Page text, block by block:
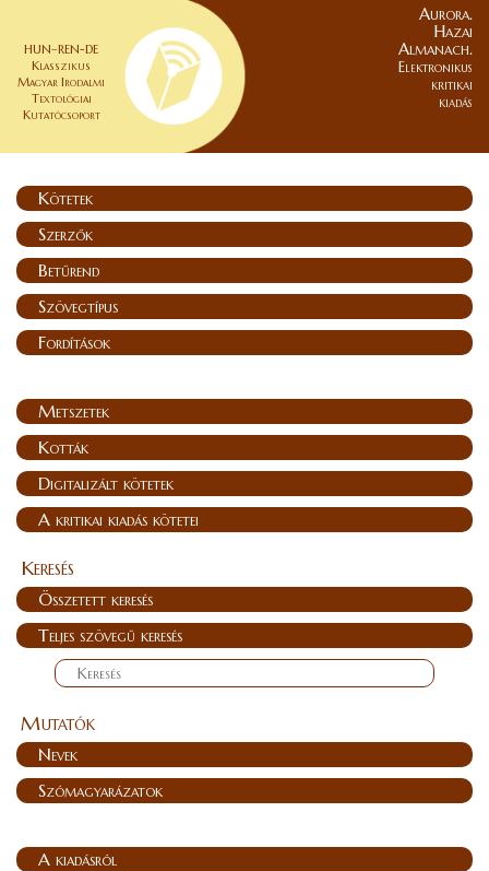
HUN–REN-DE
Klasszikus
Magyar Irodalmi
Textológiai
Kutatócsoport
Aurora.
Hazai
Almanach.
Elektronikus
kritikai
kiadás
Kötetek
Szerzők
Betűrend
Szövegtípus
Fordítások
Metszetek
Kották
Digitalizált kötetek
A kritikai kiadás kötetei
Keresés
Összetett keresés
Teljes szövegű keresés
Mutatók
Nevek
Szómagyarázatok
A kiadásról